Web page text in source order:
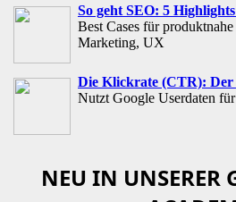
So geht SEO: 5
Best Cases für
Marketing, UX
Die Klickrate (CTR):
Nutzt Google Userdaten
NEU IN UNSERER